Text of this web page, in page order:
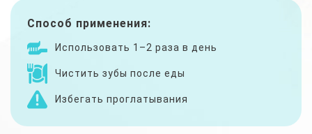
Способ применения:
Использовать 1–2 раза в день
Чистить зубы после еды
Избегать проглатывания